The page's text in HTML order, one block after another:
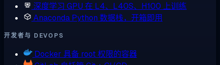
深度学习 GPU 在 L4、L40S、H100 上训练
Anaconda Python 数据栈，开箱即用
开发者与 DEVOPS
Docker 具备 root 权限的容器